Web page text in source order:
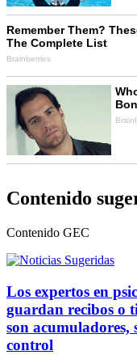
Contenido
Contenido GEC
Los expertos en
guardan recibos o
son acumuladores,
control